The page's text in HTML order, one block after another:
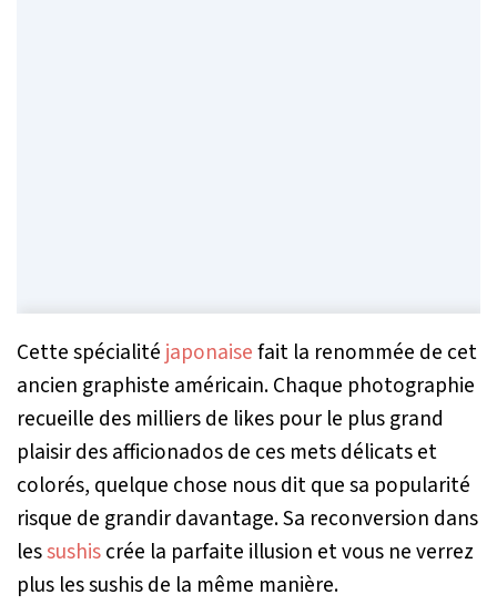
Cette spécialité japonaisefait la renommée de cet
ancien graphiste américain. Chaque photographie
recueille des milliers de likes pour le plus grand
plaisir des afficionados de ces mets délicats et
colorés, quelque chose nous dit que sa popularité
risque de grandir davantage. Sa reconversion dans
lessushiscrée la parfaite illusion et vous ne verrez
plus les sushis de la même manière.